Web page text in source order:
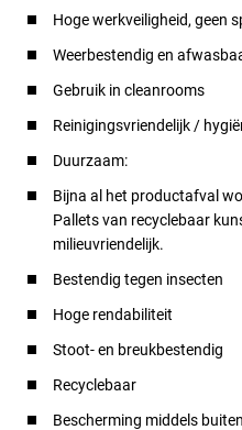
Hoge werkveiligheid, geen
Weerbestendig en
Gebruik in cleanrooms
Reinigingsvriendelijk /
Duurzaam:
Bijna al het productafval
Pallets van recyclebaar
milieuvriendelijk.
Bestendig tegen insecten
Hoge rendabiliteit
Stoot- en breukbestendig
Recyclebaar
Bescherming middels